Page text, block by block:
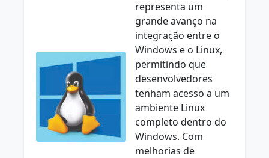
representa um
grande avanço na
integração entre o
Windows e o Linux,
permitindo que
desenvolvedores
tenham acesso a um
ambiente Linux
completo dentro do
Windows. Com
melhorias de